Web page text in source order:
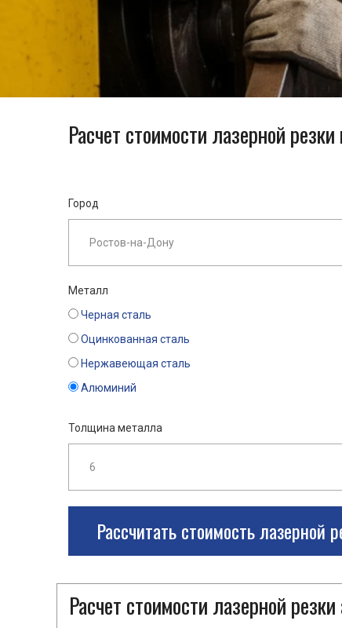
Расчет стоимости лазерной
Город
Металл
Черная сталь
Оцинкованная сталь
Нержавеющая сталь
Алюминий
Толщина металла
Рассчитать стоимость лазерной
Расчет стоимости лазерной